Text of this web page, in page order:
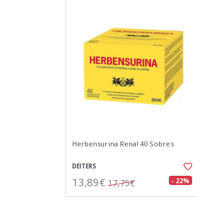
Herbensurina Renal 40 Sobres
DEITERS
13,89€ 17,75€ - 22%